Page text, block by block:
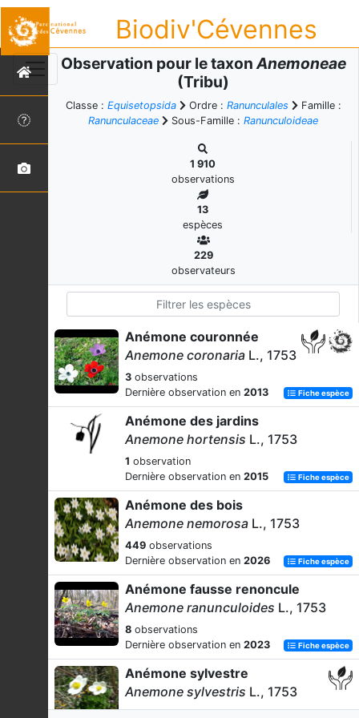
Biodiv'Cévennes
Observation pour le taxonAnemoneae
(Tribu)
Classe : Equisetopsida Ordre : Ranunculales
Famille :
Ranunculaceae
Sous-Famille : Ranunculoideae
1 910
observations
13
espèces
229
observateurs
Anémone couronnée
Anemone coronaria L., 1753
3 observations
Dernière observation en 2013 Fiche espèce
Anémone des jardins
Anemone hortensis L., 1753
1 observation
Dernière observation en 2015 Fiche espèce
Anémone des bois
Anemone nemorosa L., 1753
449 observations
Dernière observation en 2026 Fiche espèce
Anémone fausse renoncule
Anemone ranunculoides L., 1753
8 observations
Dernière observation en 2023 Fiche espèce
Anémone sylvestre
Anemone sylvestris L., 1753
25observations